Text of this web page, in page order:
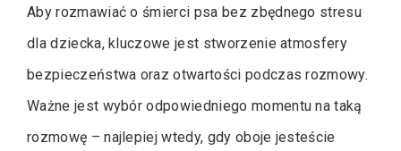
Aby rozmawiać o śmierci psa bez zbędnego stresu
dla dziecka, kluczowe jest stworzenie atmosfery
bezpieczeństwa oraz otwartości podczas rozmowy.
Ważne jest wybór odpowiedniego momentu na taką
rozmowę – najlepiej wtedy, gdy oboje jesteście